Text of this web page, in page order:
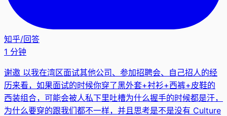
知乎/回答
1 分钟
谢邀 以我在湾区面试其他公司、参加招聘会、自己招人的经
历来看，如果面试的时候你穿了黑外套+衬衫+西裤+皮鞋的
西装组合，可能会被人私下里吐槽为什么握手的时候都是汗，
为什么要穿的跟我们都不一样，并且思考是不是没有 Culture